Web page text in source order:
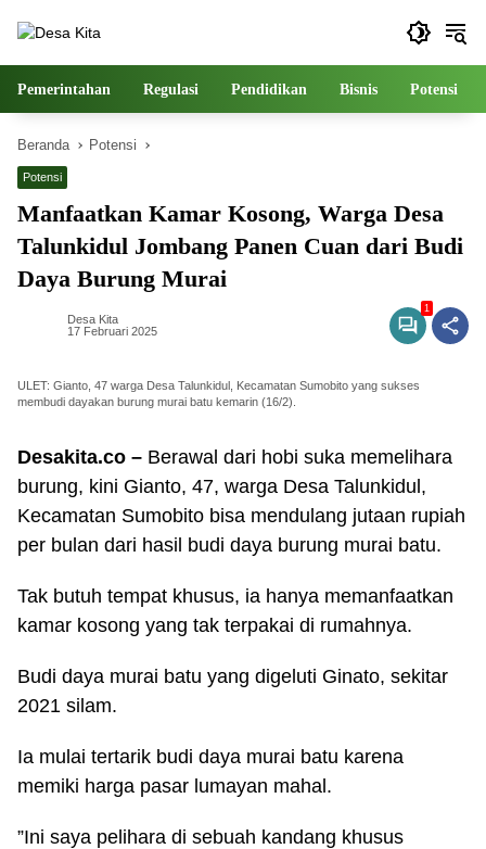
Pemerintahan Regulasi Pendidikan Bisnis Potensi
Beranda Potensi
Potensi
Manfaatkan Kamar Kosong, Warga Desa
Talunkidul Jombang Panen Cuan dari Budi
Daya Burung Murai
Desa Kita
17 Februari 2025
1
ULET: Gianto, 47 warga Desa Talunkidul, Kecamatan Sumobito yang sukses
membudi dayakan burung murai batu kemarin (16/2).
Desakita.co – Berawal dari hobi suka memelihara
burung, kini Gianto, 47, warga Desa Talunkidul,
Kecamatan Sumobito bisa mendulang jutaan rupiah
per bulan dari hasil budi daya burung murai batu.
Tak butuh tempat khusus, ia hanya memanfaatkan
kamar kosong yang tak terpakai di rumahnya.
Budi daya murai batu yang digeluti Ginato, sekitar
2021 silam.
Ia mulai tertarik budi daya murai batu karena
memiki harga pasar lumayan mahal.
”Ini saya pelihara di sebuah kandang khusus